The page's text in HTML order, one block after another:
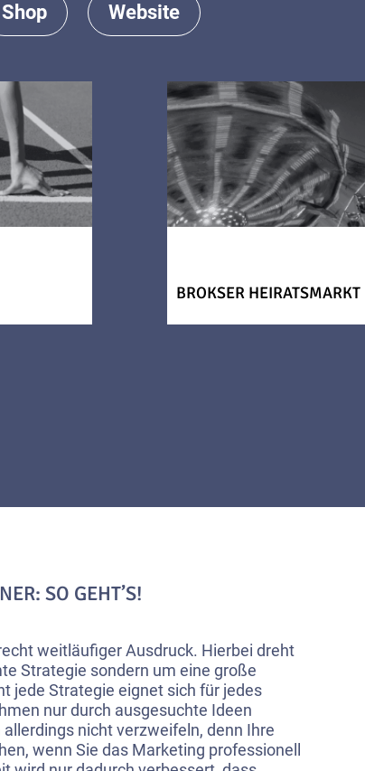
Shop Website
BROKSER HEIRATSMARKT
SO GEHT’S!
weitläufiger Ausdruck. Hierbei dreht
Strategie sondern um eine große
jede Strategie eignet sich für jedes
nur durch ausgesuchte Ideen
nicht verzweifeln, denn Ihre
wenn Sie das Marketing professionell